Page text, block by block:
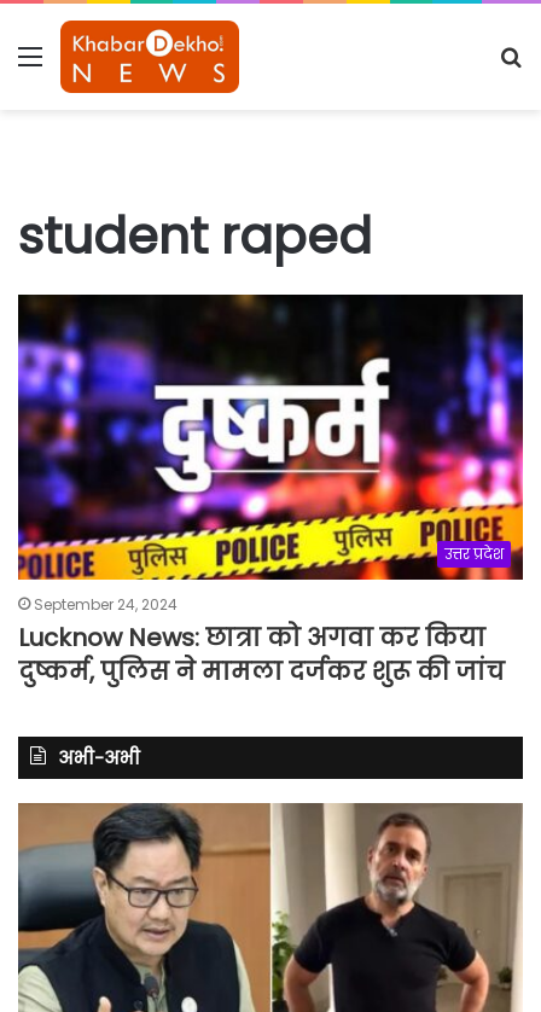
Menu
student raped
उत्तर प्रदेश
September 24, 2024
Lucknow News: छात्रा को अगवा कर किया
दुष्कर्म, पुलिस ने मामला दर्जकर शुरू की जांच
अभी-अभी